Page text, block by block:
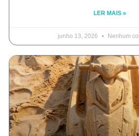
LER MAIS »
junho 13, 2026 Nenhum